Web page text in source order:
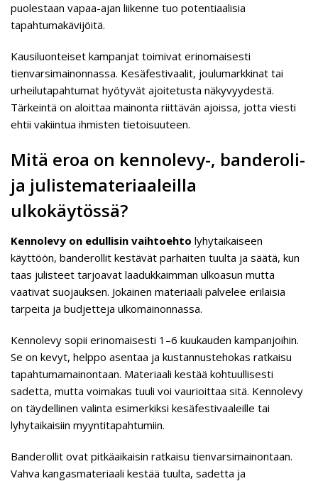
puolestaan vapaa-ajan liikenne tuo potentiaalisia
tapahtumakävijöitä.
Kausiluonteiset kampanjat toimivat erinomaisesti
tienvarsimainonnassa. Kesäfestivaalit, joulumarkkinat tai
urheilutapahtumat hyötyvät ajoitetusta näkyvyydestä.
Tärkeintä on aloittaa mainonta riittävän ajoissa, jotta viesti
ehtii vakiintua ihmisten tietoisuuteen.
Mitä eroa on kennolevy-, banderoli-
ja julistemateriaaleilla
ulkokäytössä?
Kennolevy on edullisin vaihtoehto lyhytaikaiseen
käyttöön, banderollit kestävät parhaiten tuulta ja säätä, kun
taas julisteet tarjoavat laadukkaimman ulkoasun mutta
vaativat suojauksen. Jokainen materiaali palvelee erilaisia
tarpeita ja budjetteja ulkomainonnassa.
Kennolevy sopii erinomaisesti 1–6 kuukauden kampanjoihin.
Se on kevyt, helppo asentaa ja kustannustehokas ratkaisu
tapahtumamainontaan. Materiaali kestää kohtuullisesti
sadetta, mutta voimakas tuuli voi vaurioittaa sitä. Kennolevy
on täydellinen valinta esimerkiksi kesäfestivaaleille tai
lyhytaikaisiin myyntitapahtumiin.
Banderollit ovat pitkäaikaisin ratkaisu tienvarsimainontaan.
Vahva kangasmateriaali kestää tuulta, sadetta ja